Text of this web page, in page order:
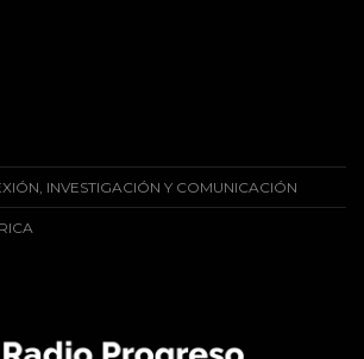
INVESTIGACIÓN Y COMUNICACIÓN